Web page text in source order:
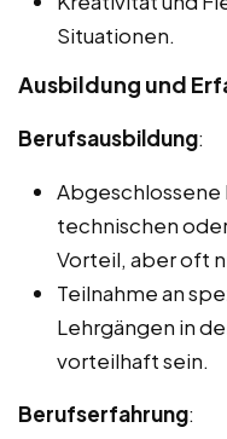
Situationen.
Ausbildung und
Berufsausbildung:
Abgeschlossene
technischen
Vorteil, aber oft
Teilnahme an
Lehrgängen in
vorteilhaft sein.
Berufserfahrung: